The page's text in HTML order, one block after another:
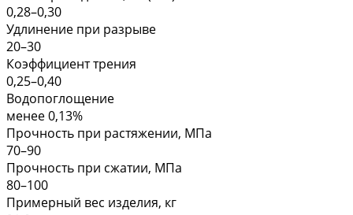
0,28–0,30
Удлинение при разрыве
20–30
Коэффициент трения
0,25–0,40
Водопоглощение
менее 0,13%
Прочность при растяжении, МПа
70–90
Прочность при сжатии, МПа
80–100
Примерный вес изделия, кг